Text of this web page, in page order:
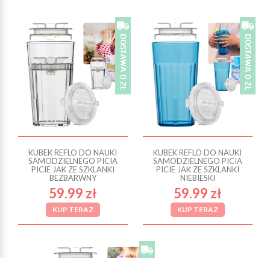
KUBEK REFLO DO NAUKI
SAMODZIELNEGO PICIA
PICIE JAK ZE SZKLANKI
BEZBARWNY
59.99 zł
KUP TERAZ
KUBEK REFLO DO NAUKI
SAMODZIELNEGO PICIA
PICIE JAK ZE SZKLANKI
NIEBIESKI
59.99 zł
KUP TERAZ